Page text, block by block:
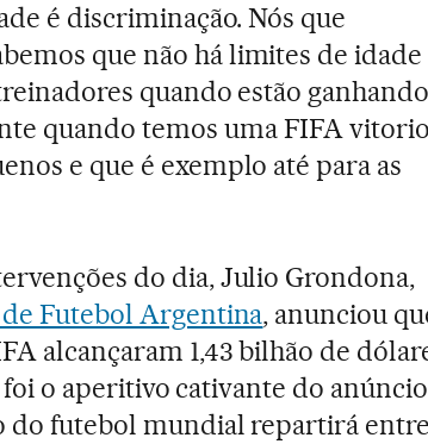
é discriminação. Nós que
que não há limites de idade
quando estão
quando temos uma FIFA
e que é exemplo até para as
do dia, Julio Grondona,
Futebol Argentina, anunciou
alcançaram 1,43 bilhão de
foi o aperitivo cativante do anúncio
do futebol mundial repartirá